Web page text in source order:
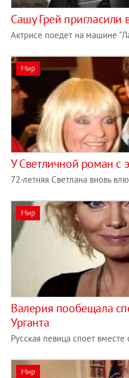
Сашу Грей пригласили
Актрисе поедет на машине
Мир
У Светличной роман с
72-летняя Светлана вновь
Мир
Валерия пообещала
Урганта
Русская певица споет
Мир